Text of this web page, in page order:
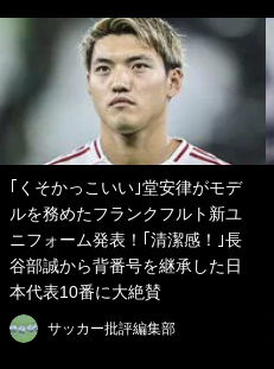
｢くそかっこいい｣堂安律がモデ
ルを務めたフランクフルト新ユ
ニフォーム発表！｢清潔感！｣長
谷部誠から背番号を継承した日
本代表10番に大絶賛
サッカー批評編集部